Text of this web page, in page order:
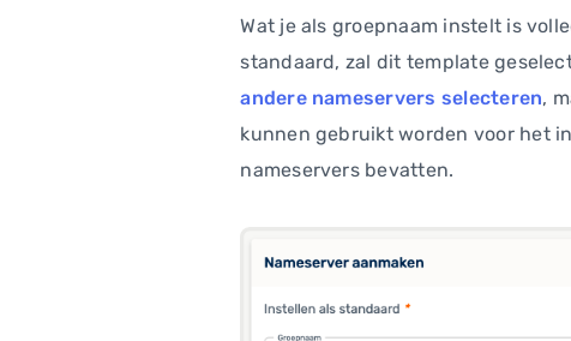
Wat je als groepnaam instelt is
standaard, zal dit template
andere nameservers selecteren,
kunnen gebruikt worden voor het
nameservers bevatten.